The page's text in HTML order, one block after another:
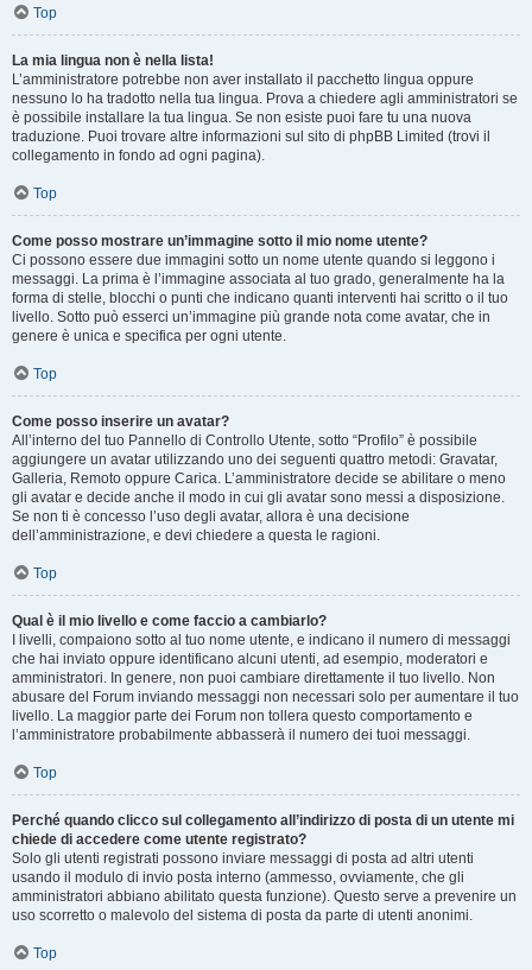
Top
La mia lingua non è nella lista!
L’amministratore potrebbe non aver installato il pacchetto lingua oppure
nessuno lo ha tradotto nella tua lingua. Prova a chiedere agli amministratori se
è possibile installare la tua lingua. Se non esiste puoi fare tu una nuova
traduzione. Puoi trovare altre informazioni sul sito di phpBB Limited (trovi il
collegamento in fondo ad ogni pagina).
Top
Come posso mostrare un’immagine sotto il mio nome utente?
Ci possono essere due immagini sotto un nome utente quando si leggono i
messaggi. La prima è l’immagine associata al tuo grado, generalmente ha la
forma di stelle, blocchi o punti che indicano quanti interventi hai scritto o il tuo
livello. Sotto può esserci un’immagine più grande nota come avatar, che in
genere è unica e specifica per ogni utente.
Top
Come posso inserire un avatar?
All’interno del tuo Pannello di Controllo Utente, sotto “Profilo” è possibile
aggiungere un avatar utilizzando uno dei seguenti quattro metodi: Gravatar,
Galleria, Remoto oppure Carica. L’amministratore decide se abilitare o meno
gli avatar e decide anche il modo in cui gli avatar sono messi a disposizione.
Se non ti è concesso l’uso degli avatar, allora è una decisione
dell’amministrazione, e devi chiedere a questa le ragioni.
Top
Qual è il mio livello e come faccio a cambiarlo?
I livelli, compaiono sotto al tuo nome utente, e indicano il numero di messaggi
che hai inviato oppure identificano alcuni utenti, ad esempio, moderatori e
amministratori. In genere, non puoi cambiare direttamente il tuo livello. Non
abusare del Forum inviando messaggi non necessari solo per aumentare il tuo
livello. La maggior parte dei Forum non tollera questo comportamento e
l’amministratore probabilmente abbasserà il numero dei tuoi messaggi.
Top
Perché quando clicco sul collegamento all’indirizzo di posta di un utente mi
chiede di accedere come utente registrato?
Solo gli utenti registrati possono inviare messaggi di posta ad altri utenti
usando il modulo di invio posta interno (ammesso, ovviamente, che gli
amministratori abbiano abilitato questa funzione). Questo serve a prevenire un
uso scorretto o malevolo del sistema di posta da parte di utenti anonimi.
Top